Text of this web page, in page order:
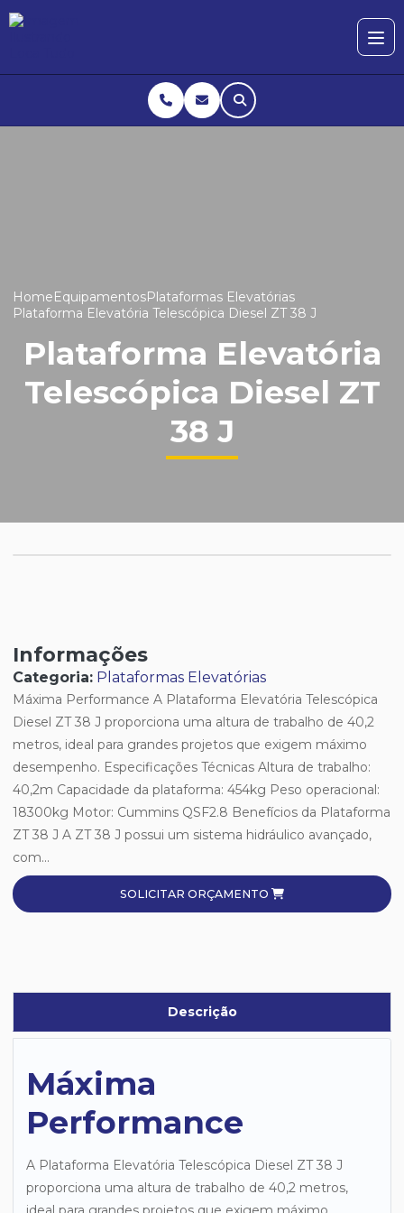
HomeEquipamentosPlataformas Elevatórias
Plataforma Elevatória Telescópica Diesel ZT 38 J
Plataforma Elevatória
Telescópica Diesel ZT
38 J
Informações
Categoria: Plataformas Elevatórias
Máxima Performance A Plataforma Elevatória Telescópica
Diesel ZT 38 J proporciona uma altura de trabalho de 40,2
metros, ideal para grandes projetos que exigem máximo
desempenho. Especificações Técnicas Altura de trabalho:
40,2m Capacidade da plataforma: 454kg Peso operacional:
18300kg Motor: Cummins QSF2.8 Benefícios da Plataforma
ZT 38 J A ZT 38 J possui um sistema hidráulico avançado,
com...
SOLICITAR ORÇAMENTO
Descrição
Máxima
Performance
A Plataforma Elevatória Telescópica Diesel ZT 38 J
proporciona uma altura de trabalho de 40,2 metros,